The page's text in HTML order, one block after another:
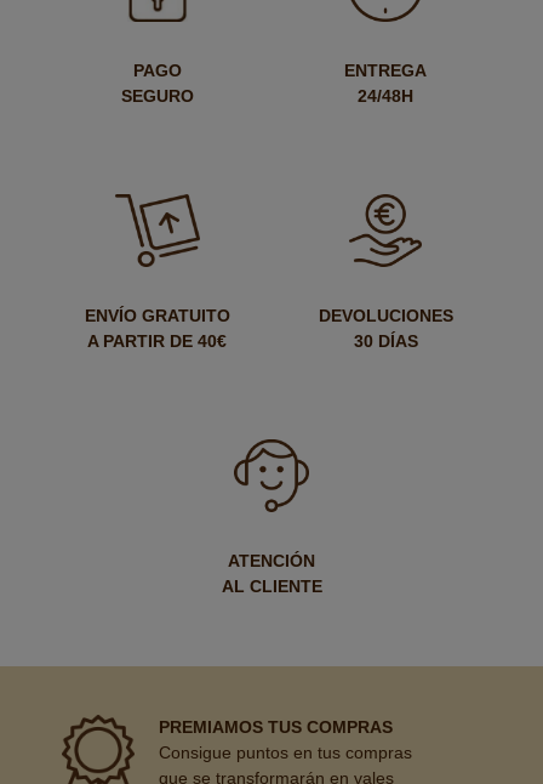
PAGO
SEGURO
ENTREGA
24/48H
ENVÍO GRATUITO
A PARTIR DE 40€
DEVOLUCIONES
30 DÍAS
ATENCIÓN
AL CLIENTE
PREMIAMOS TUS COMPRAS
Consigue puntos en tus compras
que se transformarán en vales